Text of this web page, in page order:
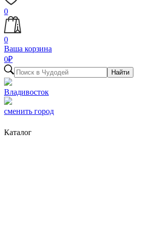
0
0
Ваша корзина
0₽
Найти
Владивосток
сменить город
Каталог